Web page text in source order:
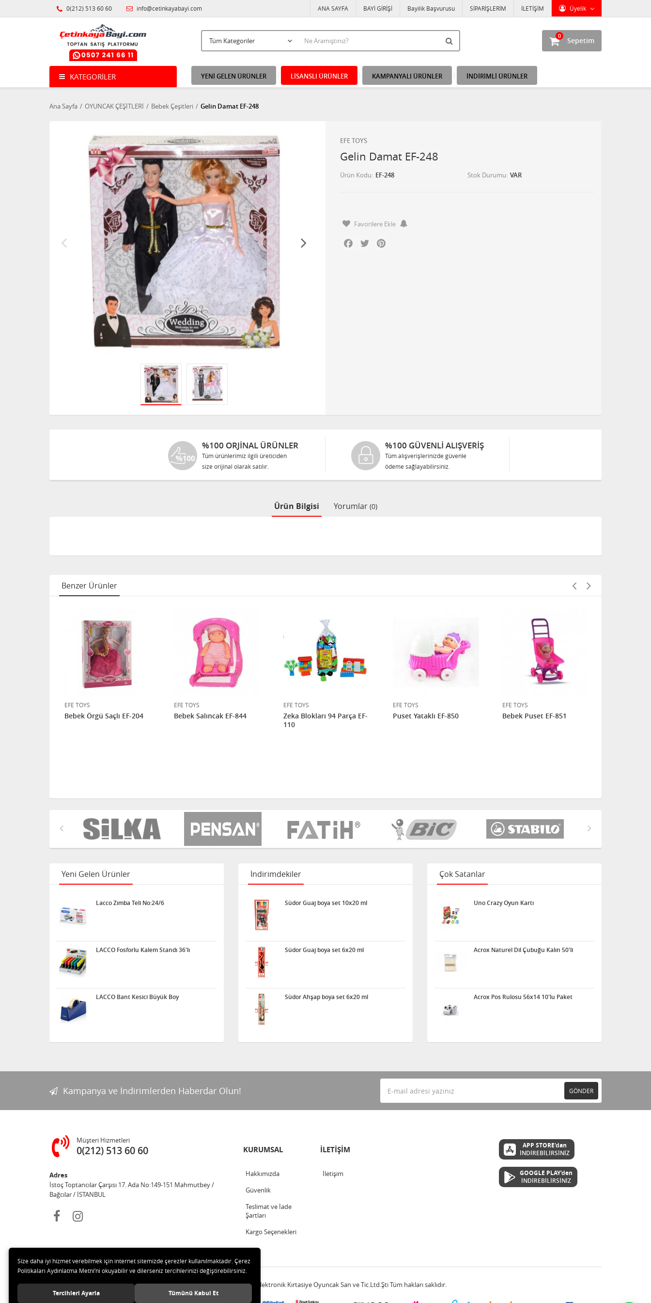
0(212) 513 60 60 info@cetinkayabayi.com Üyelik
ANA SAYFA BAYİ GİRİŞİ Bayilik Başvurusu SİPARİŞLERİM İLETİŞİM
Sepetim
0
KATEGORILER YENİ GELEN ÜRÜNLER LİSANSLI ÜRÜNLER KAMPANYALI ÜRÜNLER İNDİRİMLİ ÜRÜNLER
Ana Sayfa OYUNCAK ÇEŞİTLERİ Bebek Çeşitleri Gelin Damat EF-248
EFE TOYS
Gelin Damat EF-248
Ürün Kodu EF-248 Stok Durumu VAR
Favorilere Ekle
Facebook
Twitter
%100 ORJINAL ÜRÜNLER
Tüm ürünlerimiz ilgili üreticiden
size orijinal olarak satılır.
%100 GÜVENLİ ALIŞVERİŞ
Tüm alışverişlerinizde güvenle
ödeme sağlayabilirsiniz.
Ürün Bilgisi Yorumlar (0)
Benzer Ürünler
EFE TOYS
Bebek Örgü Saçlı EF-204
EFE TOYS
Bebek Salıncak EF-844
EFE TOYS
Zeka Blokları 94 Parça EF-
110
EFE TOYS
Puset Yataklı EF-850
EFE TOYS
Bebek Puset EF-851
Yeni Gelen Ürünler
Lacco Zımba Teli No:24/6
LACCO Fosforlu Kalem Standı 36'lı
LACCO Bant Kesici Büyük Boy
İndirimdekiler
Südor Guaj boya set 10x20 ml
Südor Guaj boya set 6x20 ml
Südor Ahşap boya set 6x20 ml
Çok Satanlar
Uno Crazy Oyun Kartı
Acrox Naturel Dil Çubuğu Kalın 50'li
Acrox Pos Rulosu 56x14 10'lu Paket
Kampanya ve İndirimlerden Haberdar Olun! GÖNDER
Müşteri Hizmetleri
0(212) 513 60 60
Adres
İstoç Toptancılar Çarşısı 17. Ada No:149-151 Mahmutbey /
Bağcılar / İSTANBUL
KURUMSAL
Hakkımızda
Güvenlik
Teslimat ve İade
Şartları
Kargo Seçenekleri
İLETİŞİM
İletişim
APP STORE'dan
İNDİREBİLİRSİNİZ
GOOGLE PLAY'den
İNDİREBİLİRSİNİZ
© 2020 Çetinkaya Elektronik Kırtasiye Oyuncak San ve Tic.Ltd.Şti Tüm hakları saklıdır.
Size daha iyi hizmet verebilmek için internet sitemizde çerezler kullanılmaktadır. Çerez
Politikaları Aydınlatma Metni’ni okuyabilir ve dilerseniz tercihlerinizi değiştirebilirsiniz.
Tercihleri Ayarla Tümünü Kabul Et